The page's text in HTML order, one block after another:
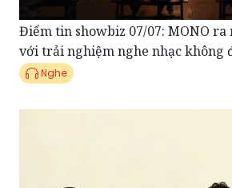
với trải nghiệm nghe nhạc không
Nghe